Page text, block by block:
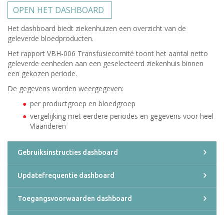
OPEN HET DASHBOARD
Het dashboard biedt ziekenhuizen een overzicht van de
geleverde bloedproducten.
Het rapport VBH-006 Transfusiecomité toont het aantal netto
geleverde eenheden aan een geselecteerd ziekenhuis binnen
een gekozen periode.
De gegevens worden weergegeven:
per productgroep en bloedgroep
vergelijking met eerdere periodes en gegevens voor heel
Vlaanderen
Gebruiksinstructies dashboard
Updatefrequentie dashboard
Toegangsvoorwaarden dashboard